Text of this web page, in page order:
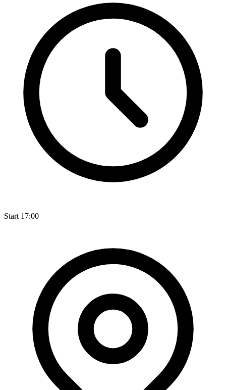
Start 17:00